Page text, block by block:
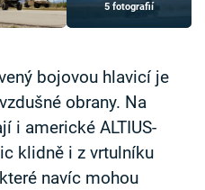
5 fotografií
bojovou hlavicí je
obrany. Na
i americké ALTIUS-
klidně i z vrtulníku
navíc mohou